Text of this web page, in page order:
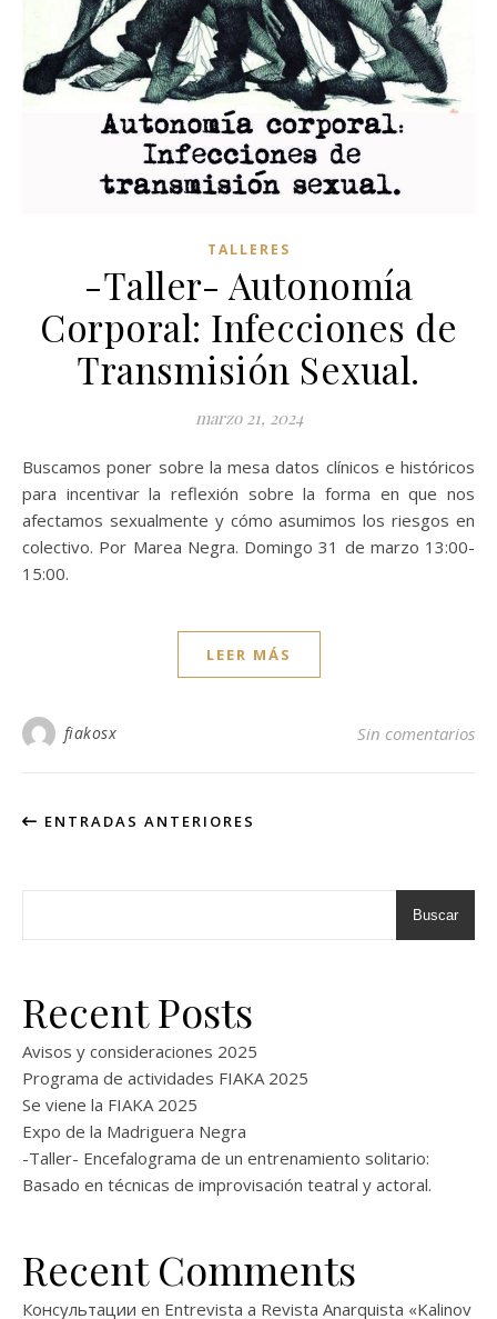
TALLERES
-Taller- Autonomía
Corporal: Infecciones de
Transmisión Sexual.
marzo 21, 2024
Buscamos poner sobre la mesa datos clínicos e históricos
para incentivar la reflexión sobre la forma en que nos
afectamos sexualmente y cómo asumimos los riesgos en
colectivo. Por Marea Negra. Domingo 31 de marzo 13:00-
15:00.
LEER MÁS
fiakosx Sin comentarios
ENTRADAS ANTERIORES
Buscar
Recent Posts
Avisos y consideraciones 2025
Programa de actividades FIAKA 2025
Se viene la FIAKA 2025
Expo de la Madriguera Negra
-Taller- Encefalograma de un entrenamiento solitario:
Basado en técnicas de improvisación teatral y actoral.
Recent Comments
Консультации en Entrevista a Revista Anarquista «Kalinov